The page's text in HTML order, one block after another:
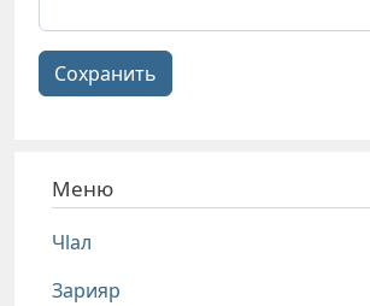
Сохранить
Меню
Чlал
Зарияр